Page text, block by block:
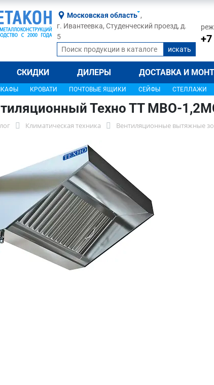
Московская область ,
г. Ивантеевка, Студенческий проезд, д.
5
СКИДКИ ДИЛЕРЫ ДОСТАВКА И
КРОВАТИ ПОЧТОВЫЕ ЯЩИКИ СЕЙФЫ СТЕЛЛАЖИ
Техно ТТ МВО-
Климатическая техника Вентиляционные вытяжные